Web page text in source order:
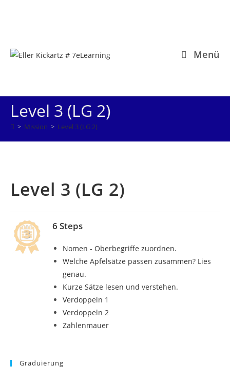
Menü
Level 3 (LG 2)
> Mission > Level 3 (LG 2)
Level 3 (LG 2)
6 Steps
Nomen - Oberbegriffe zuordnen.
Welche Apfelsätze passen zusammen? Lies
genau.
Kurze Sätze lesen und verstehen.
Verdoppeln 1
Verdoppeln 2
Zahlenmauer
Graduierung